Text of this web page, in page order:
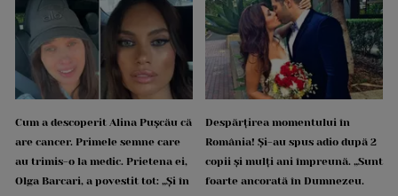
Cum a descoperit Alina Pușcău că
are cancer. Primele semne care
au trimis-o la medic. Prietena ei,
Olga Barcari, a povestit tot: „Și în
Despărțirea momentului în
România! Și-au spus adio după 2
copii și mulți ani împreună. „Sunt
foarte ancorată în Dumnezeu.